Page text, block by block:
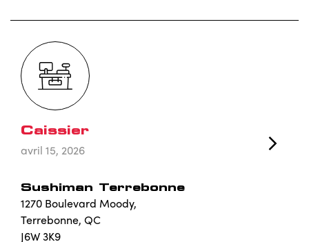
Caissier
avril 15, 2026
Sushiman Terrebonne
1270 Boulevard Moody,
Terrebonne, QC
J6W 3K9